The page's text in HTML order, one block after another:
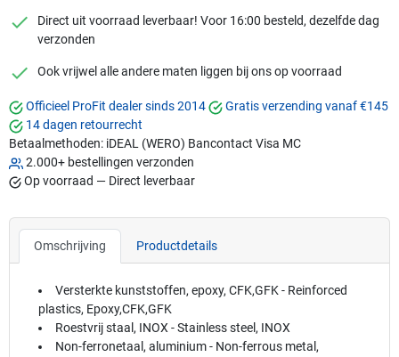
checkmark
Direct uit voorraad leverbaar! Voor 16:00 besteld, dezelfde dag
verzonden
checkmark
Ook vrijwel alle andere maten liggen bij ons op voorraad
Officieel ProFit dealer sinds 2014
Gratis verzending vanaf €145
14 dagen retourrecht
Betaalmethoden: iDEAL (WERO) Bancontact Visa MC
2.000+ bestellingen verzonden
Op voorraad — Direct leverbaar
Omschrijving Productdetails
Versterkte kunststoffen, epoxy, CFK,GFK - Reinforced
plastics, Epoxy,CFK,GFK
Roestvrij staal, INOX - Stainless steel, INOX
Non-ferronetaal, aluminium - Non-ferrous metal,